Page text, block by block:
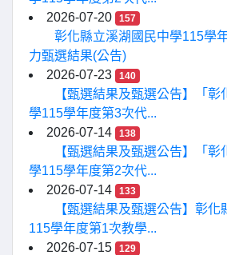
2026-07-20
157
彰化縣立溪湖國民中學115學
力甄選結果(公告)
2026-07-23
140
【甄選結果及甄選公告】「
學115學年度第3次代...
2026-07-14
138
【甄選結果及甄選公告】「
學115學年度第2次代...
2026-07-14
133
【甄選結果及甄選公告】彰
115學年度第1次教學...
2026-07-15
129